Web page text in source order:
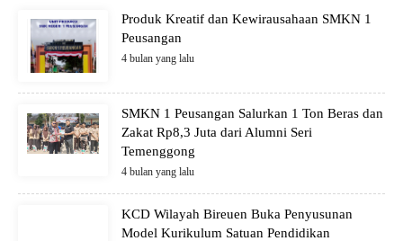
Produk Kreatif dan Kewirausahaan SMKN 1
Peusangan
4 bulan yang lalu
SMKN 1 Peusangan Salurkan 1 Ton Beras dan
Zakat Rp8,3 Juta dari Alumni Seri
Temenggong
4 bulan yang lalu
KCD Wilayah Bireuen Buka Penyusunan
Model Kurikulum Satuan Pendidikan